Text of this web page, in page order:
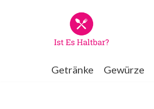
Getränke Gewürze